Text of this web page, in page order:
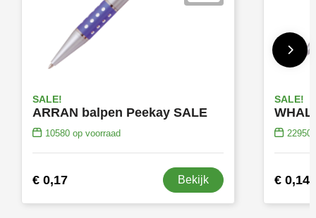
SALE!
ARRAN balpen Peekay SALE
10580op voorraad
€ 0,17 Bekijk
SALE!
22950
€ 0,14